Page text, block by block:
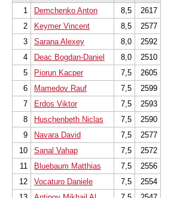
1
Demchenko Anton 8,5
2617
2
Keymer Vincent 8,5
2577
3
Sarana Alexey 8,0
2592
4
Deac Bogdan-Daniel 8,0
2510
5
Piorun Kacper 7,5
2605
6
Mamedov Rauf 7,5
2599
7
Erdos Viktor 7,5
2593
8
Huschenbeth Niclas 7,5
2590
9
Navara David 7,5
2577
10
Sanal Vahap 7,5
2572
11
Bluebaum Matthias 7,5
2556
12
Vocaturo Daniele 7,5
2554